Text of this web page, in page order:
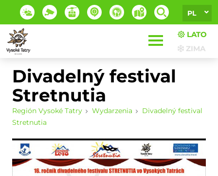
PL
LATO
ZIMA
Divadelný festival
Stretnutia
Región Vysoké Tatry Wydarzenia
Divadelný festival
Stretnutia